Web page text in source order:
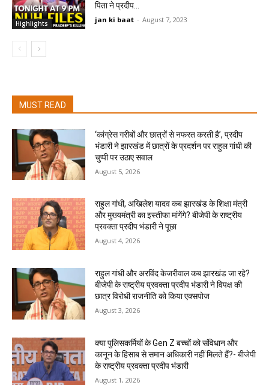
Highlights
पिता ने प्रदीप...
jan ki baat - August 7, 2023
MUST READ
‘कांग्रेस गरीबों और छात्रों से नफरत करती है’, प्रदीप
भंडारी ने झारखंड में छात्रों के प्रदर्शन पर राहुल गांधी की
चुप्पी पर उठाए सवाल
August 5, 2026
राहुल गांधी, अखिलेश यादव कब झारखंड के शिक्षा मंत्री
और मुख्यमंत्री का इस्तीफा मांगेंगे? बीजेपी के राष्ट्रीय
प्रवक्ता प्रदीप भंडारी ने पूछा
August 4, 2026
राहुल गांधी और अरविंद केजरीवाल कब झारखंड जा रहे?
बीजेपी के राष्ट्रीय प्रवक्ता प्रदीप भंडारी ने विपक्ष की
छात्र विरोधी राजनीति को किया एक्सपोज
August 3, 2026
क्या पुलिसकर्मियों के Gen Z बच्चों को संविधान और
कानून के हिसाब से समान अधिकारी नहीं मिलते हैं?- बीजेपी
के राष्ट्रीय प्रवक्ता प्रदीप भंडारी
August 1, 2026